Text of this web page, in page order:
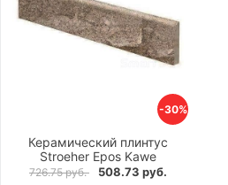
-30%
Керамический плинтус
Stroeher Epos Kawe
726.75 руб. 508.73 руб.